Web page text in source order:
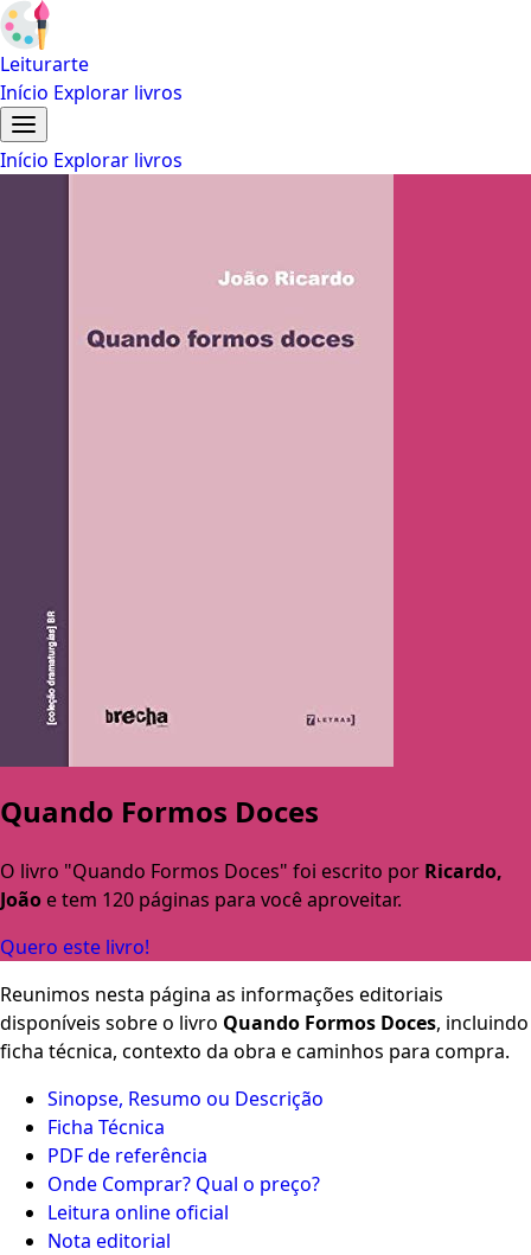
Leiturarte
Início Explorar livros
Início Explorar livros
Quando Formos Doces
O livro "Quando Formos Doces" foi escrito por Ricardo,
João e tem 120 páginas para você aproveitar.
Quero este livro!
Reunimos nesta página as informações editoriais
disponíveis sobre o livro Quando Formos Doces, incluindo
ficha técnica, contexto da obra e caminhos para compra.
Sinopse, Resumo ou Descrição
Ficha Técnica
PDF de referência
Onde Comprar? Qual o preço?
Leitura online oficial
Nota editorial